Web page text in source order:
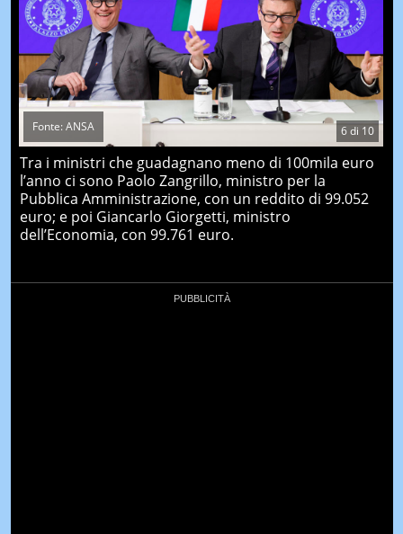
6di 10
Fonte: ANSA
Tra i ministri che guadagnano meno di 100mila euro
l’anno ci sono Paolo Zangrillo, ministro per la
Pubblica Amministrazione, con un reddito di 99.052
euro; e poi Giancarlo Giorgetti, ministro
dell’Economia, con 99.761 euro.